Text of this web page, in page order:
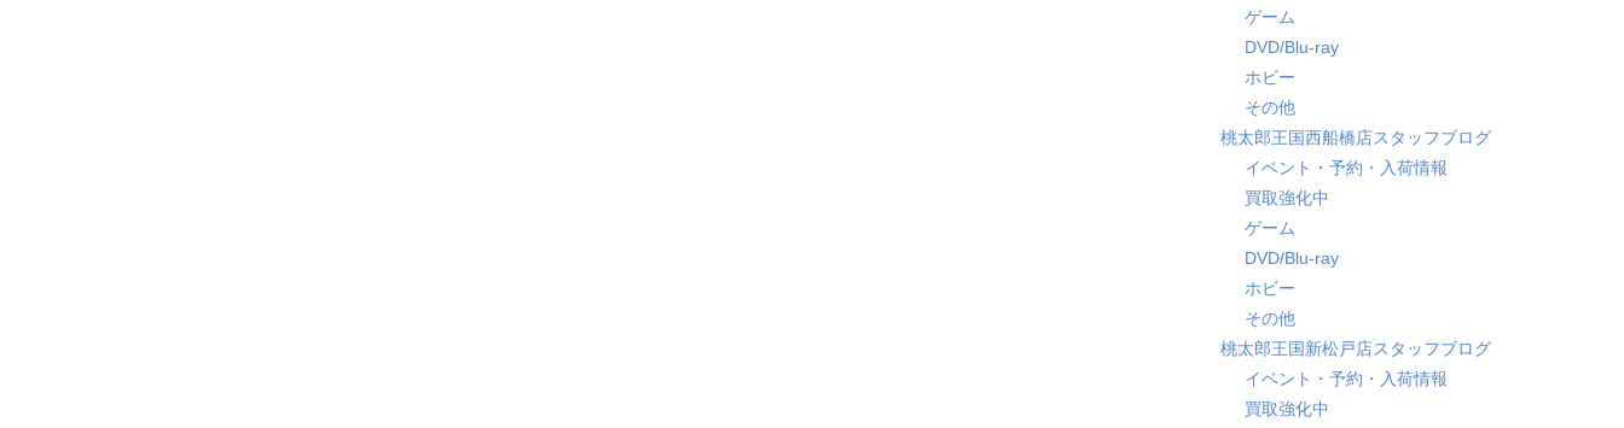
ゲーム
DVD/Blu-ray
ホビー
その他
桃太郎王国西船橋店スタッフブログ
イベント・予約・入荷情報
買取強化中
ゲーム
DVD/Blu-ray
ホビー
その他
桃太郎王国新松戸店スタッフブログ
イベント・予約・入荷情報
買取強化中